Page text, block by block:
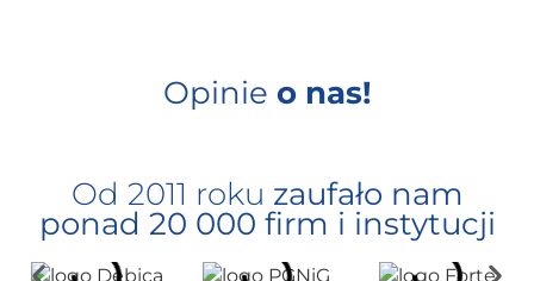
Opinie o nas!
Od 2011 roku zaufało nam
ponad 20 000 firm i instytucji